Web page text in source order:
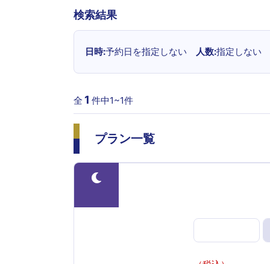
検索結果
日時 予約日を指定しない 人数 指定しない
全 1 件中1~1件
プラン一覧